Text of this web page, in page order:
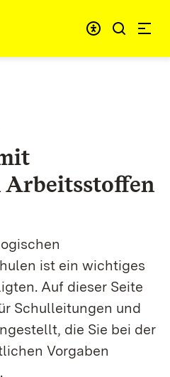
Arbeitsstoffen
ist ein wichtiges
Auf dieser Seite
Schulleitungen und
die Sie bei der
Vorgaben